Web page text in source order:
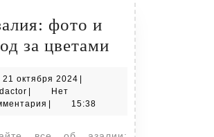
фото и
за цветами Азалия:
фото
уход
21 октября 2024 21
2024
|
Redactor
|
Нет
| 15:38